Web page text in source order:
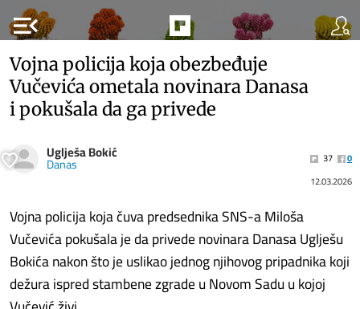
menu_open
Vojna policija koja obezbeđuje
Vučevića ometala novinara Danasa
i pokušala da ga privede
Uglješa Bokić
Danas 37
0
12.03.2026
Vojna policija koja čuva predsednika SNS-a Miloša
Vučevića pokušala je da privede novinara Danasa Uglješu
Bokića nakon što je uslikao jednog njihovog pripadnika koji
dežura ispred stambene zgrade u Novom Sadu u kojoj